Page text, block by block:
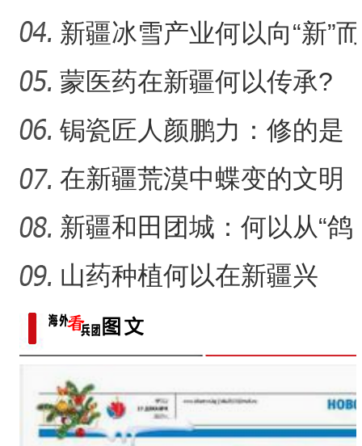
侨乡故事 | 新疆吐鲁番烘焙
一画乐在其中
新疆冰雪产业何以向“新”而
行？
蒙医药在新疆何以传承?
锔瓷匠人颜鹏力：修的是
瓷，也是“情”
在新疆荒漠中蝶变的文明
村镇
新疆和田团城：何以从“鸽
子巷”到网红打卡地
山药种植何以在新疆兴
起？